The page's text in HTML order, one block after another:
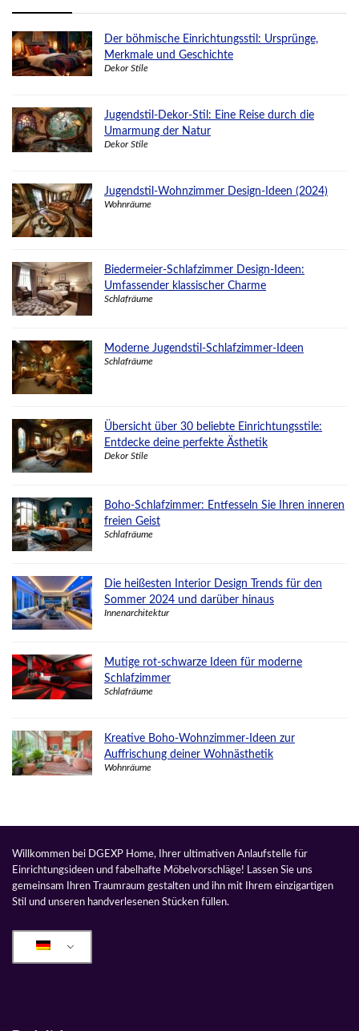
Der böhmische Einrichtungsstil: Ursprünge,
Merkmale und Geschichte
Dekor Stile
Jugendstil-Dekor-Stil: Eine Reise durch die
Umarmung der Natur
Dekor Stile
Jugendstil-Wohnzimmer Design-Ideen (2024)
Wohnräume
Biedermeier-Schlafzimmer Design-Ideen:
Umfassender klassischer Charme
Schlafräume
Moderne Jugendstil-Schlafzimmer-Ideen
Schlafräume
Übersicht über 30 beliebte Einrichtungsstile:
Entdecke deine perfekte Ästhetik
Dekor Stile
Boho-Schlafzimmer: Entfesseln Sie Ihren inneren
freien Geist
Schlafräume
Die heißesten Interior Design Trends für den
Sommer 2024 und darüber hinaus
Innenarchitektur
Mutige rot-schwarze Ideen für moderne
Schlafzimmer
Schlafräume
Kreative Boho-Wohnzimmer-Ideen zur
Auffrischung deiner Wohnästhetik
Wohnräume
Willkommen bei DGEXP Home, Ihrer ultimativen Anlaufstelle für
Einrichtungsideen und fabelhafte Möbelvorschläge! Lassen Sie uns
gemeinsam Ihren Traumraum gestalten und ihn mit Ihrem einzigartigen
Stil und unseren handverlesenen Stücken füllen.